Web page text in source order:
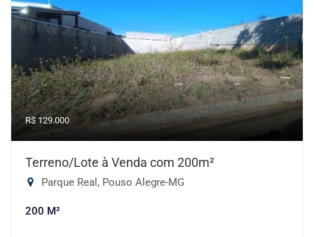
R$ 129.000
Terreno/Lote à Venda com 200m²
Parque Real, Pouso Alegre-MG
200 M²